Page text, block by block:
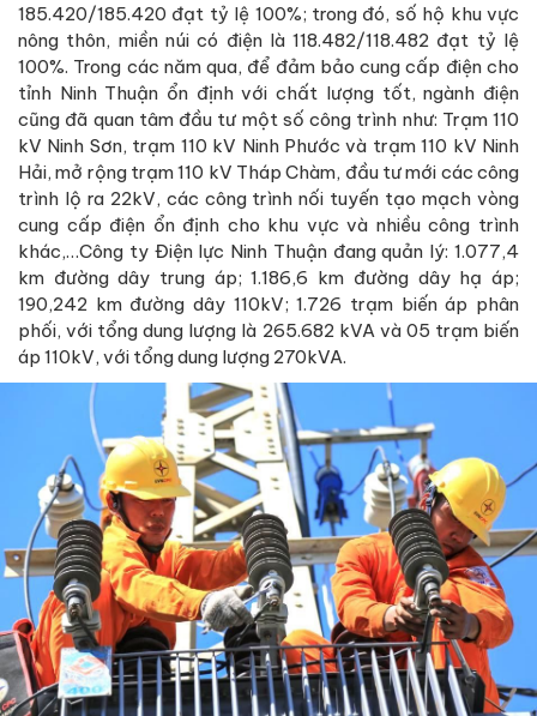
185.420/185.420 đạt tỷ lệ 100%; trong đó, số hộ khu vực
nông thôn, miền núi có điện là 118.482/118.482 đạt tỷ lệ
100%. Trong các năm qua, để đảm bảo cung cấp điện cho
tỉnh Ninh Thuận ổn định với chất lượng tốt, ngành điện
cũng đã quan tâm đầu tư một số công trình như: Trạm 110
kV Ninh Sơn, trạm 110 kV Ninh Phước và trạm 110 kV Ninh
Hải, mở rộng trạm 110 kV Tháp Chàm, đầu tư mới các công
trình lộ ra 22kV, các công trình nối tuyến tạo mạch vòng
cung cấp điện ổn định cho khu vực và nhiều công trình
khác,…Công ty Điện lực Ninh Thuận đang quản lý: 1.077,4
km đường dây trung áp; 1.186,6 km đường dây hạ áp;
190,242 km đường dây 110kV; 1.726 trạm biến áp phân
phối, với tổng dung lượng là 265.682 kVA và 05 trạm biến
áp 110kV, với tổng dung lượng 270kVA.